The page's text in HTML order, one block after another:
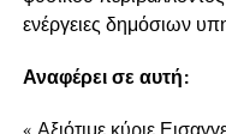
ενέργειες δημόσιων
Αναφέρει σε αυτή: